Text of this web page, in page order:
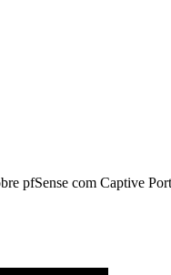
pfSense com Captive